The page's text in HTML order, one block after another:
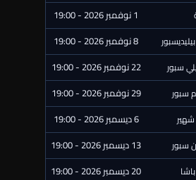
1 نوفمبر 2026 - 19:00
8 نوفمبر 2026 - 19:00
سبور 22 نوفمبر 2026 - 19:00
سبور 29 نوفمبر 2026 - 19:00
6 ديسمبر 2026 - 19:00
سبور 13 ديسمبر 2026 - 19:00
20 ديسمبر 2026 - 19:00